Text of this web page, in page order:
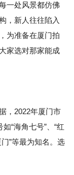
一处风景都仿佛
，新人往往陷入
为准备在厦门拍
家选对那家能成
，2022年厦门市
“海角七号”、“红
”等最为知名。选